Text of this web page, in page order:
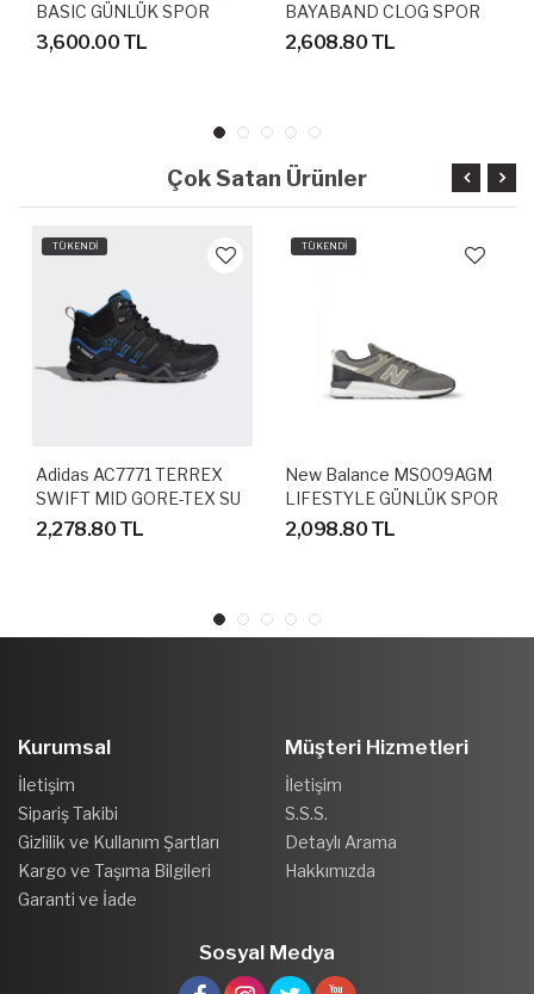
BASIC GÜNLÜK SPOR
AYAKKABI
3,600.00 TL
BAYABAND CLOG SPOR
TERLİK SANDALET
2,608.80 TL
Çok Satan Ürünler
TÜKENDİ
Adidas AC7771 TERREX
SWIFT MID GORE-TEX SU
GEÇİRMEZ OUTDOOR
AYAKKABI
2,278.80 TL
TÜKENDİ
New Balance MS009AGM
LIFESTYLE GÜNLÜK SPOR
AYAKKABI
2,098.80 TL
Kurumsal
İletişim
Sipariş Takibi
Gizlilik ve Kullanım Şartları
Kargo ve Taşıma Bilgileri
Garanti ve İade
Müşteri Hizmetleri
İletişim
S.S.S.
Detaylı Arama
Hakkımızda
Sosyal Medya